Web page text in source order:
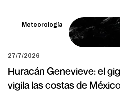
Meteorología
27/7/2026
Huracán Genevieve: el
vigila las costas de México